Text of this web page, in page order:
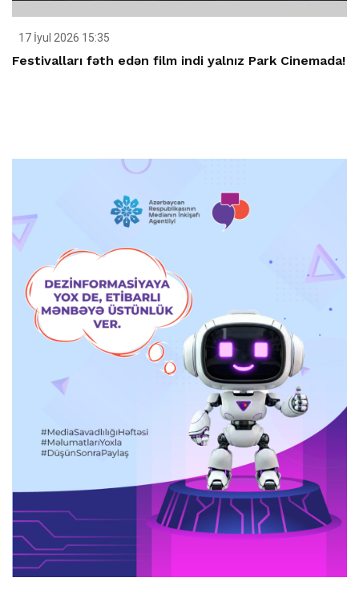
17 İyul 2026 15:35
Festivalları fəth edən film indi yalnız Park Cinemada!